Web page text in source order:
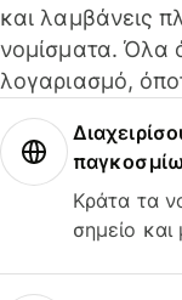
και λαμβάνεις
νομίσματα. Όλα
λογαριασμό,
Κράτα τα
σημείο